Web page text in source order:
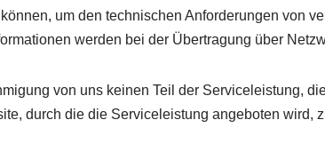
um den technischen Anforderungen von
werden bei der Übertragung über
von uns keinen Teil der Serviceleistung,
durch die die Serviceleistung angeboten wird,